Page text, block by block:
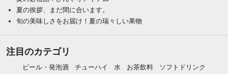
夏の挨拶、まだ間に合います。
旬の美味しさをお届け！夏の瑞々しい果物
注目のカテゴリ
ビール・発泡酒 チューハイ 水 お茶飲料
ソフトドリンク